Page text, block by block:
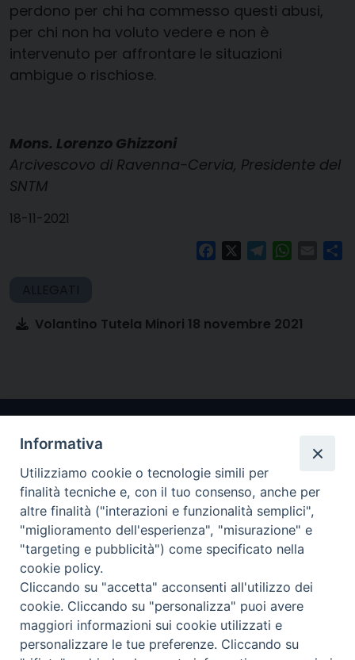
perdono per chi ha commesso questi abusi,
per chi non ha voluto vedere e non è
intervenuto per affrontare le situazioni
ambigue o rischiose.
Mons. Lorenzo Ghizzoni
Arcivescovo di Ravenna-Cervia, Presidente del
SNTM
18-11-2021
FacebookTelegram Email
Volantino Tutela Minori 18 novembre 2021
Arcidiocesi di Ravenna-Cervia
CONTATTI
Piazza Arcivescovado, 1 48121- Ravenna
tel 0544.541655
curia@diocesiravennacervia.it
Informativa
Utilizziamo cookie o tecnologie simili per
finalità tecniche e, con il tuo consenso, anche per
altre finalità ("interazioni e funzionalità semplici",
"miglioramento dell'esperienza", "misurazione" e
"targeting e pubblicità") come specificato nella
cookie policy.
Cliccando su "accetta" acconsenti all'utilizzo dei
cookie. Cliccando su "personalizza" puoi avere
maggiori informazioni sui cookie utilizzati e
personalizzare le tue preferenze. Cliccando su